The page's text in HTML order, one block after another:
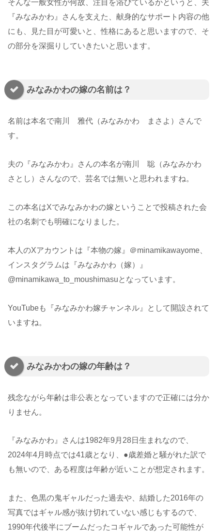
そんな一般女性が何故、注目を浴びているかというと、夫
『みなみかわ』さんを支えた、献身的なサポート内容の他
にも、見た目が可愛いと、性格にあると思いますので、そ
の部分を深掘りしていきたいと思います。
みなみかわの嫁の名前は？
名前は本名で南川 雅代（みなみかわ まさよ）さんで
す。
夫の『みなみかわ』さんの本名が南川 聡（みなみかわ
さとし）さんなので、芸名では無いと思われますね。
この本名はXでみなみかわの嫁ということで投稿された会
社の名刺でも明確になりました。
本人のXアカウントは『本物の嫁』＠minamikawayome、
インスタグラムは『みなみかわ（嫁）』
@minamikawa_to_moushimasuとなっています。
YouTubeも『みなみかわ嫁チャンネル』として開設されて
いますね。
みなみかわの嫁の年齢は？
残念ながら年齢は非公表となっていますので正確には分か
りません。
『みなみかわ』さんは1982年9月28日生まれなので、
2024年4月時点では41歳となり、●歳差婚と騒がれた訳で
も無いので、ある程度は年齢が近いことが想定されます。
また、色黒の鬼ギャルだった過去や、結婚した2016年の
写真ではギャル感が抜け切れていない感じもするので、
1990年代後半にブームだったコギャルであった可能性が